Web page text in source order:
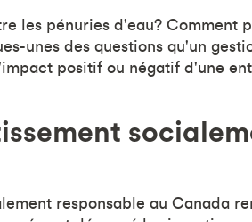
les pénuries d'eau? Comment
unes des questions qu'un
positif ou négatif d'une
responsable au Canada